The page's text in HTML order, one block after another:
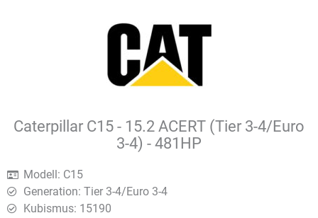
Caterpillar C15 - 15.2 ACERT (Tier 3-4/Euro
3-4) - 481HP
Modell: C15
Generation: Tier 3-4/Euro 3-4
Kubismus: 15190